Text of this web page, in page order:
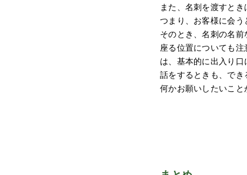
また、名刺を渡すと
つまり、お客様に会う
そのとき、名刺の名前
座る位置についても
は、基本的に出入り
話をするときも、でき
何かお願いしたいこと